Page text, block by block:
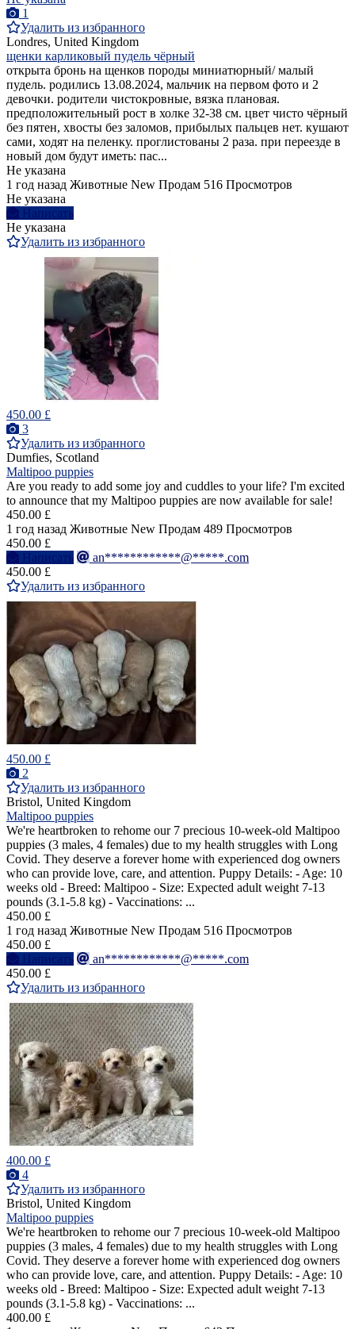
1
Удалить из избранного
Londres, United Kingdom
щенки карликовый пудель чёрный
открыта бронь на щенков породы миниатюрный/ малый
пудель. родились 13.08.2024, мальчик на первом фото и 2
девочки. родители чистокровные, вязка плановая.
предположительный рост в холке 32-38 см. цвет чисто чёрный
без пятен, хвосты без заломов, прибылых пальцев нет. кушают
сами, ходят на пеленку. проглистованы 2 раза. при переезде в
новый дом будут иметь: пас...
Не указана
1 год назад Животные New Продам 516 Просмотров
Не указана
Написать
Не указана
Удалить из избранного
450.00 £
3
Удалить из избранного
Dumfies, Scotland
Maltipoo puppies
Are you ready to add some joy and cuddles to your life? I'm excited
to announce that my Maltipoo puppies are now available for sale!
450.00 £
1 год назад Животные New Продам 489 Просмотров
450.00 £
Написать
an************@*****.com
450.00 £
Удалить из избранного
450.00 £
2
Удалить из избранного
Bristol, United Kingdom
Maltipoo puppies
We're heartbroken to rehome our 7 precious 10-week-old Maltipoo
puppies (3 males, 4 females) due to my health struggles with Long
Covid. They deserve a forever home with experienced dog owners
who can provide love, care, and attention. Puppy Details: - Age: 10
weeks old - Breed: Maltipoo - Size: Expected adult weight 7-13
pounds (3.1-5.8 kg) - Vaccinations: ...
450.00 £
1 год назад Животные New Продам 516 Просмотров
450.00 £
Написать
an************@*****.com
450.00 £
Удалить из избранного
400.00 £
4
Удалить из избранного
Bristol, United Kingdom
Maltipoo puppies
We're heartbroken to rehome our 7 precious 10-week-old Maltipoo
puppies (3 males, 4 females) due to my health struggles with Long
Covid. They deserve a forever home with experienced dog owners
who can provide love, care, and attention. Puppy Details: - Age: 10
weeks old - Breed: Maltipoo - Size: Expected adult weight 7-13
pounds (3.1-5.8 kg) - Vaccinations: ...
400.00 £